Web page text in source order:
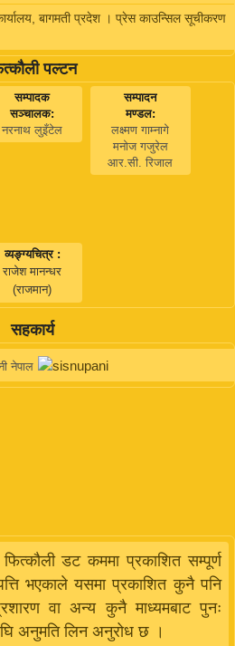
बागमती प्रदेश । प्रेस काउन्सिल सूचीकरण
पल्टन
सम्पादक
सञ्चालक:
नरनाथ लुइँटेल
सम्पादन
मण्डल:
लक्ष्मण गाम्नागे
मनोज गजुरेल
आर.सी. रिजाल
व्यङ्ग्यचित्र :
राजेश मानन्धर
(राजमान)
सहकार्य
नेपाल
डट कममा प्रकाशित सम्पूर्ण
भएकाले यसमा प्रकाशित कुनै पनि
वा अन्य कुनै माध्यमबाट पुनः
अनुमति लिन अनुरोध छ ।